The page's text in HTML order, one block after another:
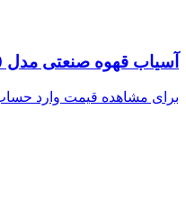
آسیاب قهوه صنعتی مدل TS-2000 استندی
برای مشاهده قیمت وارد